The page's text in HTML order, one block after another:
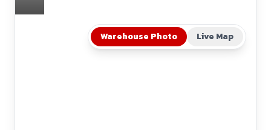
Warehouse Photo Live Map